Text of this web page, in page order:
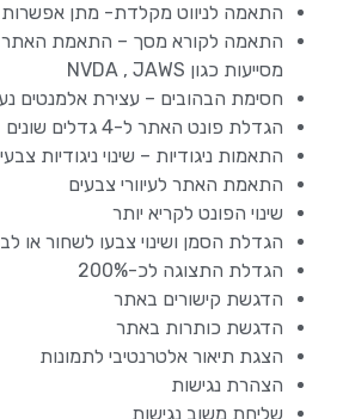
התאמה לניווט מקלדת- מתן אפשרות
התאמה לקורא מסך – התאמת האתר
מסייעות כגון NVDA , JAWS
חסימת הבהובים – עצירת אלמנטים
הגדלת פונט האתר ל-4 גדלים שונים
התאמות ניגודיות – שינוי ניגודיות
התאמת האתר לעיוורי צבעים
שינוי הפונט לקריא יותר
הגדלת הסמן ושינוי צבעו לשחור או
הגדלת התצוגה לכ-200%
הדגשת קישורים באתר
הדגשת כותרות באתר
הצגת תיאור אלטרנטיבי לתמונות
הצהרת נגישות
שליחת משוב נגישות